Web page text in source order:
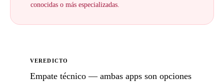
conocidas o más especializadas.
VEREDICTO
Empate técnico — ambas apps son opciones